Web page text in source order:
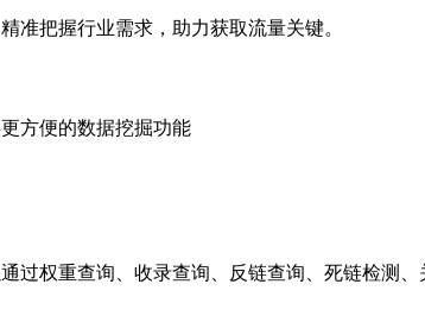
准把握行业需求，助力获取流量关键。
方便的数据挖掘功能
过权重查询、收录查询、反链查询、死链检测